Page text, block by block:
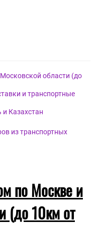
области (до
и транспортные
и Казахстан
из транспортных
по Москве и
(до 10км от